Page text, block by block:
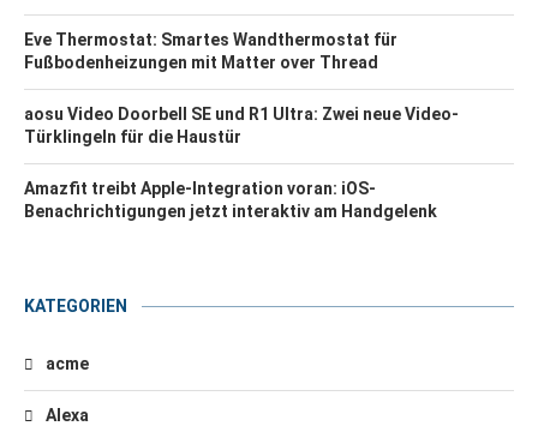
Eve Thermostat: Smartes Wandthermostat für
Fußbodenheizungen mit Matter over Thread
aosu Video Doorbell SE und R1 Ultra: Zwei neue Video-
Türklingeln für die Haustür
Amazfit treibt Apple-Integration voran: iOS-
Benachrichtigungen jetzt interaktiv am Handgelenk
KATEGORIEN
acme
Alexa